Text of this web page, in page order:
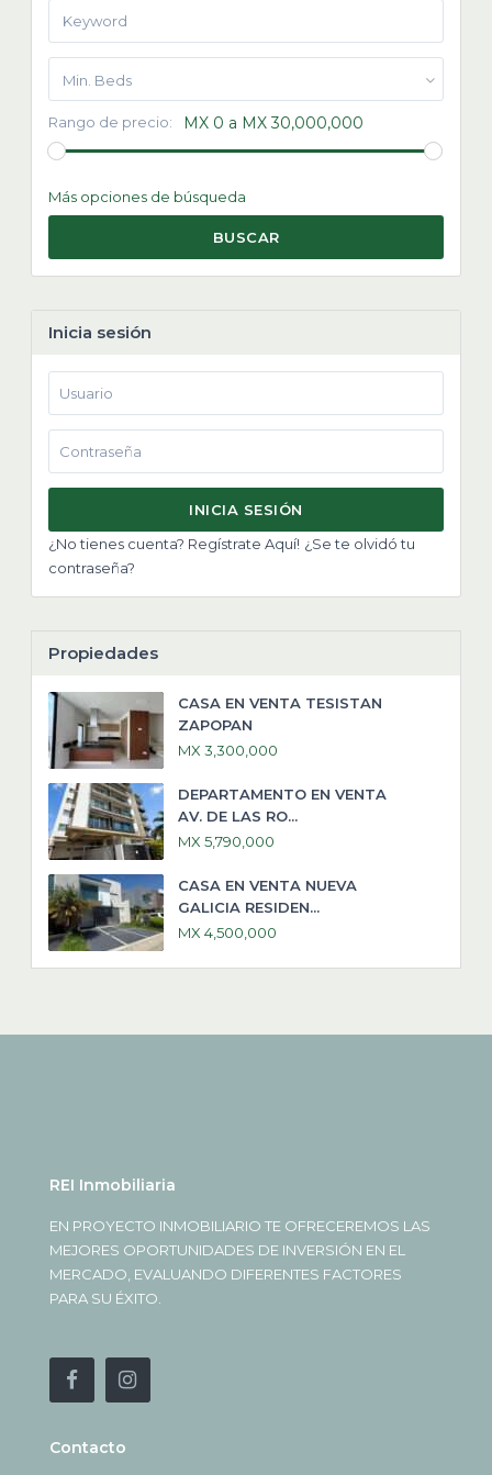
Min. Beds
Rango de precio: MX 0 a MX 30,000,000
Más opciones de búsqueda
BUSCAR
Inicia sesión
INICIA SESIÓN
¿No tienes cuenta? Regístrate Aquí! ¿Se te olvidó tu
contraseña?
Propiedades
CASA EN VENTA TESISTAN
ZAPOPAN
MX 3,300,000
DEPARTAMENTO EN VENTA
AV. DE LAS RO...
MX 5,790,000
CASA EN VENTA NUEVA
GALICIA RESIDEN...
MX 4,500,000
REI Inmobiliaria
EN PROYECTO INMOBILIARIO TE OFRECEREMOS LAS
MEJORES OPORTUNIDADES DE INVERSIÓN EN EL
MERCADO, EVALUANDO DIFERENTES FACTORES
PARA SU ÉXITO.
Contacto